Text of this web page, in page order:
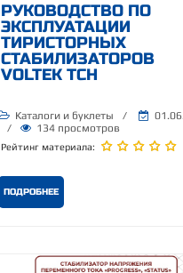
РУКОВОДСТВО ПО
ЭКСПЛУАТАЦИИ
ТИРИСТОРНЫХ
СТАБИЛИЗАТОРОВ
VOLTEK ТСН
Каталоги и буклеты /
/
134 просмотров
Рейтинг материала:
ПОДРОБНЕЕ